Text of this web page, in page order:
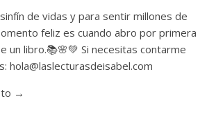
de vidas y para sentir millones de
feliz es cuando abro por primera
un libro.📚🌸💚 Si necesitas contarme
hola@laslecturasdeisabel.com
→